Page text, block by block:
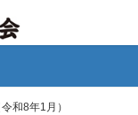
和8年1月）